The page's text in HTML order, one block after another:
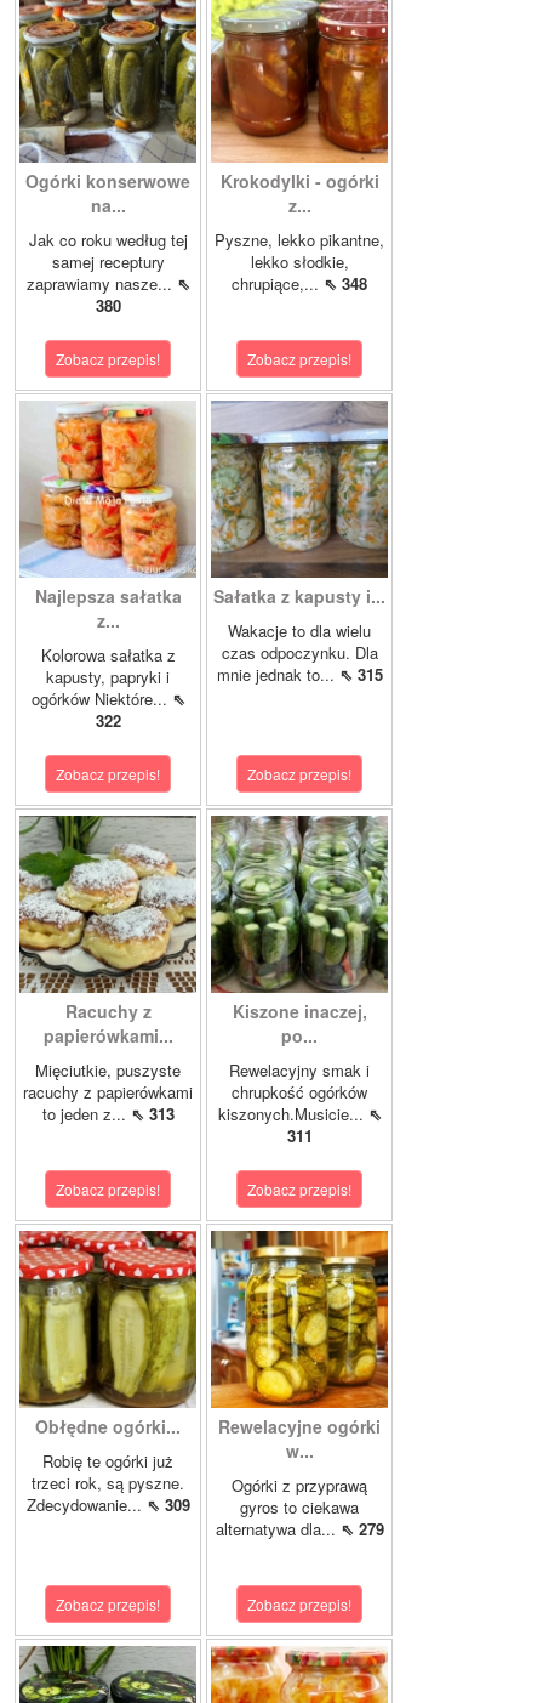
Ogórki konserwowe
na...
Jak co roku według tej
samej receptury
zaprawiamy nasze... ⇖
380
Zobacz przepis!
Krokodylki - ogórki
z...
Pyszne, lekko pikantne,
lekko słodkie,
chrupiące,... ⇖ 348
Zobacz przepis!
Najlepsza sałatka
z...
Kolorowa sałatka z
kapusty, papryki i
ogórków Niektóre... ⇖
322
Zobacz przepis!
Sałatka z kapusty i...
Wakacje to dla wielu
czas odpoczynku. Dla
mnie jednak to... ⇖ 315
Zobacz przepis!
Racuchy z
papierówkami...
Mięciutkie, puszyste
racuchy z papierówkami
to jeden z... ⇖ 313
Zobacz przepis!
Kiszone inaczej,
po...
Rewelacyjny smak i
chrupkość ogórków
kiszonych.Musicie... ⇖
311
Zobacz przepis!
Obłędne ogórki...
Robię te ogórki już
trzeci rok, są pyszne.
Zdecydowanie... ⇖ 309
Zobacz przepis!
Rewelacyjne ogórki
w...
Ogórki z przyprawą
gyros to ciekawa
alternatywa dla... ⇖ 279
Zobacz przepis!